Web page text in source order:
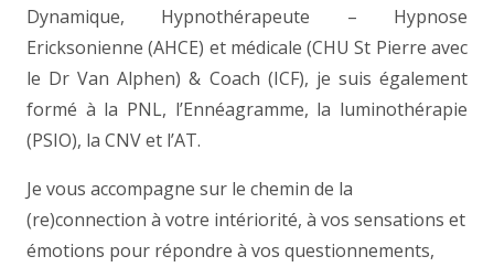
Dynamique, Hypnothérapeute – Hypnose
Ericksonienne (AHCE) et médicale (CHU St Pierre avec
le Dr Van Alphen) & Coach (ICF), je suis également
formé à la PNL, l’Ennéagramme, la luminothérapie
(PSIO), la CNV et l’AT.
Je vous accompagne sur le chemin de la
(re)connection à votre intériorité, à vos sensations et
émotions pour répondre à vos questionnements,